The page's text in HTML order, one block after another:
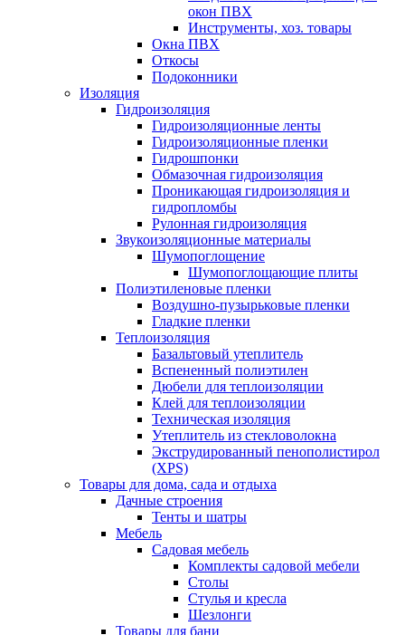
окон ПВХ
Инструменты, хоз. товары
Окна ПВХ
Откосы
Подоконники
Изоляция
Гидроизоляция
Гидроизоляционные ленты
Гидроизоляционные пленки
Гидрошпонки
Обмазочная гидроизоляция
Проникающая гидроизоляция и
гидропломбы
Рулонная гидроизоляция
Звукоизоляционные материалы
Шумопоглощение
Шумопоглощающие плиты
Полиэтиленовые пленки
Воздушно-пузырьковые пленки
Гладкие пленки
Теплоизоляция
Базальтовый утеплитель
Вспененный полиэтилен
Дюбели для теплоизоляции
Клей для теплоизоляции
Техническая изоляция
Утеплитель из стекловолокна
Экструдированный пенополистирол
(XPS)
Товары для дома, сада и отдыха
Дачные строения
Тенты и шатры
Мебель
Садовая мебель
Комплекты садовой мебели
Столы
Стулья и кресла
Шезлонги
Товары для бани